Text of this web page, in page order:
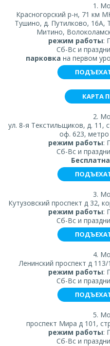
1.
Красногорский р-н, 71 км
Тушино, д. Путилково, 16А,
Митино,
режим работы:
Сб-Вс и
парковка на первом
КАРТА
2.
ул. 8-я Текстильщиков, д. 11,
оф. 623,
режим работы:
Сб-Вс и
3.
Кутузовский проспект д 32,
режим работы:
Сб-Вс и
4.
Ленинский проспект д
режим работы:
Сб-Вс и
5.
проспект Мира д 101,
режим работы:
Сб-Вс и